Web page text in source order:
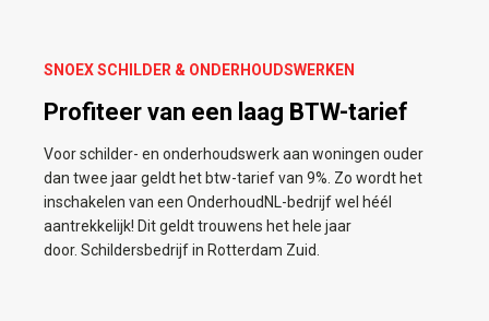
SNOEX SCHILDER & ONDERHOUDSWERKEN
Profiteer van een laag BTW-tarief
Voor schilder- en onderhoudswerk aan woningen ouder
dan twee jaar geldt het btw-tarief van 9%. Zo wordt het
inschakelen van een OnderhoudNL-bedrijf wel héél
aantrekkelijk! Dit geldt trouwens het hele jaar
door. Schildersbedrijf in Rotterdam Zuid.